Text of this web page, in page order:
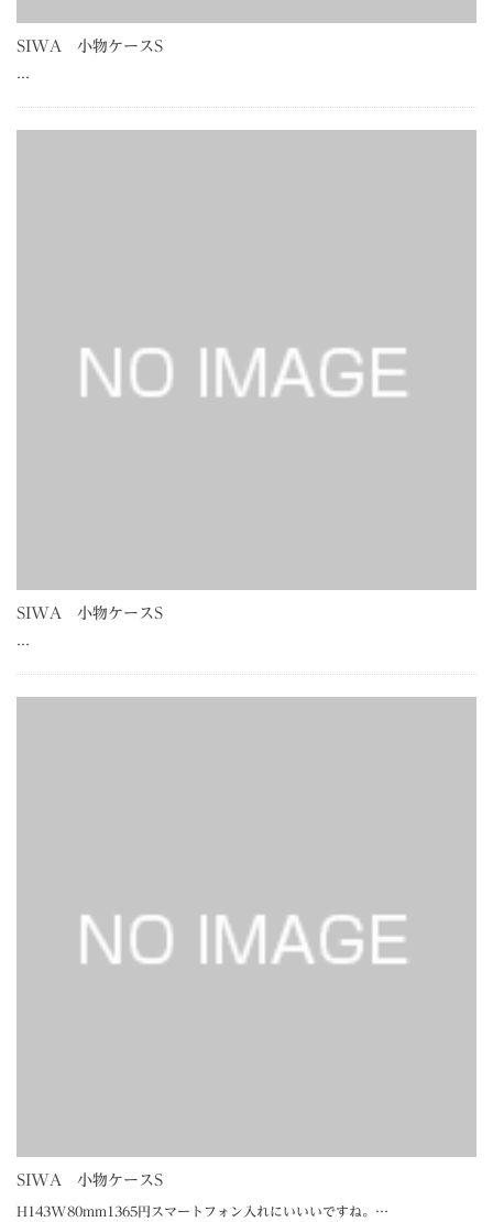
SIWA 小物ケースS
…
SIWA 小物ケースS
…
SIWA 小物ケースS
H143W80mm1365円スマートフォン入れにいいいですね。…